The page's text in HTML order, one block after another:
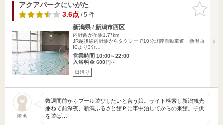
お気に入
りに追加
アクアパークにいがた
3.6点/ 5 件
新潟県 / 新潟市西区
内野西が丘駅1.77km
JR越後線内野駅からタクシーで10分北陸自動車道 新潟西
ICより3分…
営業時間 10:00～22:00
入浴料金 600円～
日帰り
匿名
数週間前からプール遊びしたいと言う娘。サイト検索し新潟観光
兼ねて前深夜、新潟ふるさと館Ｐに車中泊してからの来館。子供
を遊ば…